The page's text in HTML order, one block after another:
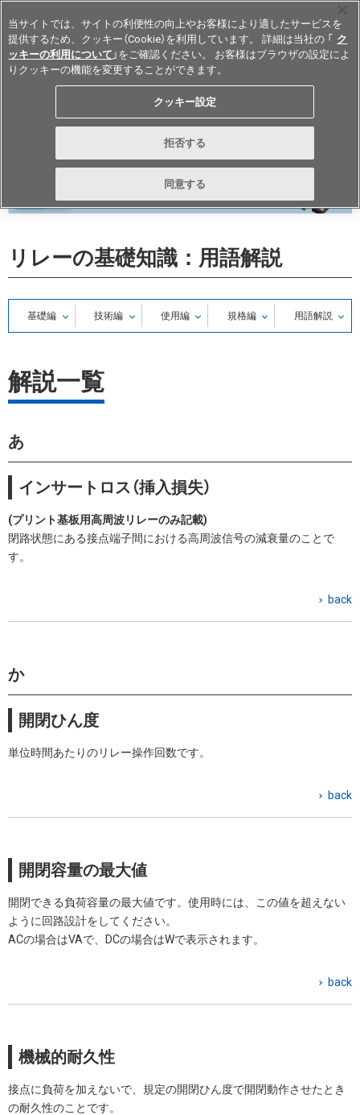
Japan
リレーの基礎知識：用語解説
基礎編
リレー
（有接点リ
MOS FETリ
（無接点リ
技術編
リレー
（有接点リ
（無接点リ
使用編
（無接点リ
レー）
規格編 用語解説
解説一覧
あ
インサートロス（挿入損失）
(プリント基板用高周波リレーのみ記載)
閉路状態にある接点端子間における高周波信号の減衰量のことで
す。
back
か
開閉ひん度
単位時間あたりのリレー操作回数です。
back
開閉容量の最大値
開閉できる負荷容量の最大値です。使用時には、この値を超えない
ように回路設計をしてください。
ACの場合はVAで、DCの場合はWで表示されます。
back
機械的耐久性
接点に負荷を加えないで、規定の開閉ひん度で開閉動作させたとき
の耐久性のことです。
当サイトでは、サイトの利便性の向上やお客様により適したサービスを
提供するため、クッキー（Cookie）を利用しています。 詳細は当社の 「 ク
ッキーの利用について 」をご確認ください。 お客様はブラウザの設定によ
りクッキーの機能を変更することができます。
クッキー設定
拒否する
同意する